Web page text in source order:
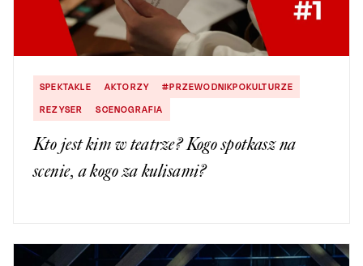
SPEKTAKLE AKTORZY
#PRZEWODNIKPOKULTURZE
REZYSER
SCENOGRAFIA
Kto jest kim w teatrze? Kogo spotkasz na
scenie, a kogo za kulisami?